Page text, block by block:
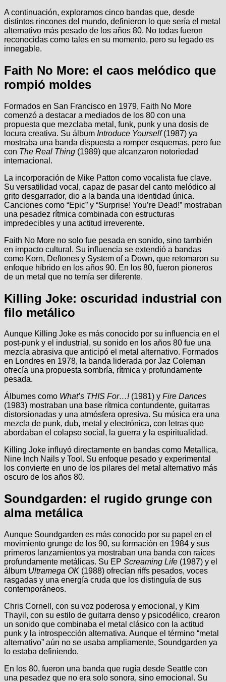
A continuación, exploramos cinco bandas que, desde
distintos rincones del mundo, definieron lo que sería el metal
alternativo más pesado de los años 80. No todas fueron
reconocidas como tales en su momento, pero su legado es
innegable.
Faith No More: el caos melódico que
rompió moldes
Formados en San Francisco en 1979, Faith No More
comenzó a destacar a mediados de los 80 con una
propuesta que mezclaba metal, funk, punk y una dosis de
locura creativa. Su álbum Introduce Yourself(1987) ya
mostraba una banda dispuesta a romper esquemas, pero fue
con The Real Thing (1989) que alcanzaron notoriedad
internacional.
La incorporación de Mike Patton como vocalista fue clave.
Su versatilidad vocal, capaz de pasar del canto melódico al
grito desgarrador, dio a la banda una identidad única.
Canciones como “Epic” y “Surprise! You’re Dead!” mostraban
una pesadez rítmica combinada con estructuras
impredecibles y una actitud irreverente.
Faith No More no solo fue pesada en sonido, sino también
en impacto cultural. Su influencia se extendió a bandas
como Korn, Deftones y System of a Down, que retomaron su
enfoque híbrido en los años 90. En los 80, fueron pioneros
de un metal que no temía ser diferente.
Killing Joke: oscuridad industrial con
filo metálico
Aunque Killing Joke es más conocido por su influencia en el
post-punk y el industrial, su sonido en los años 80 fue una
mezcla abrasiva que anticipó el metal alternativo. Formados
en Londres en 1978, la banda liderada por Jaz Coleman
ofrecía una propuesta sombría, rítmica y profundamente
pesada.
Álbumes como What’s THIS For…!(1981) y Fire Dances
(1983) mostraban una base rítmica contundente, guitarras
distorsionadas y una atmósfera opresiva. Su música era una
mezcla de punk, dub, metal y electrónica, con letras que
abordaban el colapso social, la guerra y la espiritualidad.
Killing Joke influyó directamente en bandas como Metallica,
Nine Inch Nails y Tool. Su enfoque pesado y experimental
los convierte en uno de los pilares del metal alternativo más
oscuro de los años 80.
Soundgarden: el rugido grunge con
alma metálica
Aunque Soundgarden es más conocido por su papel en el
movimiento grunge de los 90, su formación en 1984 y sus
primeros lanzamientos ya mostraban una banda con raíces
profundamente metálicas. Su EP Screaming Life (1987) y el
álbum Ultramega OK (1988) ofrecían riffs pesados, voces
rasgadas y una energía cruda que los distinguía de sus
contemporáneos.
Chris Cornell, con su voz poderosa y emocional, y Kim
Thayil, con su estilo de guitarra denso y psicodélico, crearon
un sonido que combinaba el metal clásico con la actitud
punk y la introspección alternativa. Aunque el término “metal
alternativo” aún no se usaba ampliamente, Soundgarden ya
lo estaba definiendo.
En los 80, fueron una banda que rugía desde Seattle con
una pesadez que no era solo sonora, sino emocional. Su